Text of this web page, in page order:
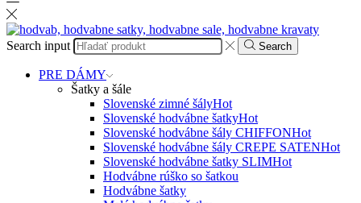
Search input Search
PRE DÁMY
Šatky a šále
Slovenské zimné šályHot
Slovenské hodvábne šatkyHot
Slovenské hodvábne šály CHIFFONHot
Slovenské hodvábne šály CREPE SATENHot
Slovenské hodvábne šatky SLIMHot
Hodvábne rúško so šatkou
Hodvábne šatky